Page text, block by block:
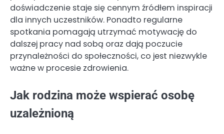
doświadczenie staje się cennym źródłem inspiracji
dla innych uczestników. Ponadto regularne
spotkania pomagają utrzymać motywację do
dalszej pracy nad sobą oraz dają poczucie
przynależności do społeczności, co jest niezwykle
ważne w procesie zdrowienia.
Jak rodzina może wspierać osobę
uzależnioną